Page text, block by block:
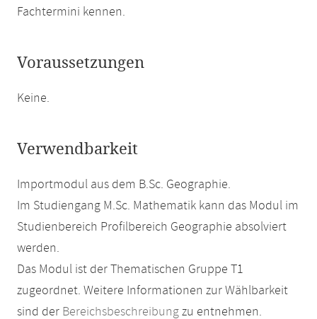
Fachtermini kennen.
Voraussetzungen
Keine.
Verwendbarkeit
Importmodul aus dem B.Sc. Geographie.
Im Studiengang M.Sc. Mathematik kann das Modul im
Studienbereich Profilbereich Geographie absolviert
werden.
Das Modul ist der Thematischen Gruppe T1
zugeordnet. Weitere Informationen zur Wählbarkeit
sind der Bereichsbeschreibungzu entnehmen.